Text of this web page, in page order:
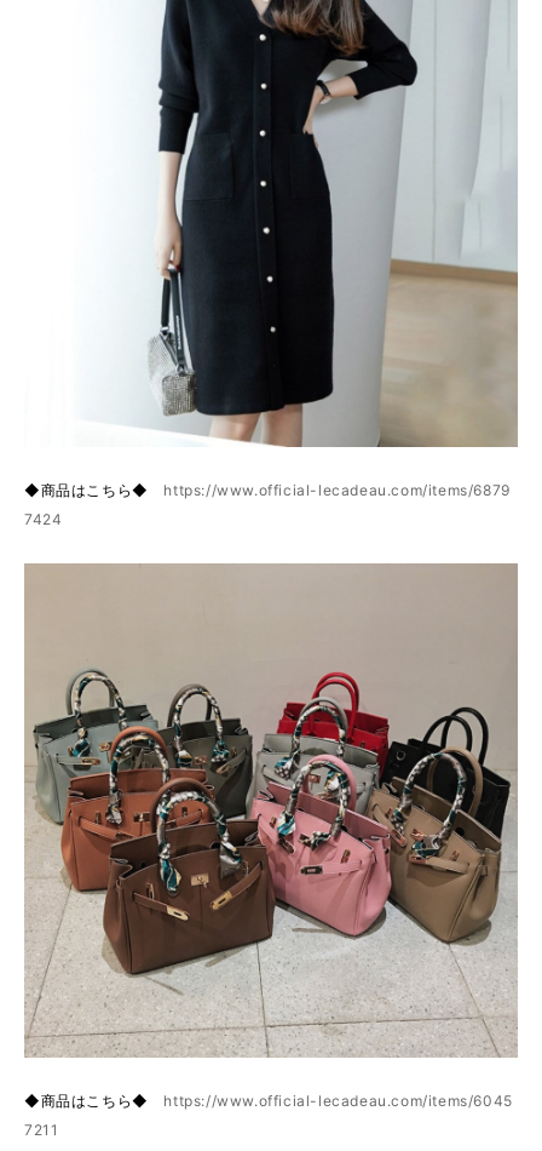
◆商品はこちら◆ https://www.official-lecadeau.com/items/6879
7424
◆商品はこちら◆ https://www.official-lecadeau.com/items/6045
7211